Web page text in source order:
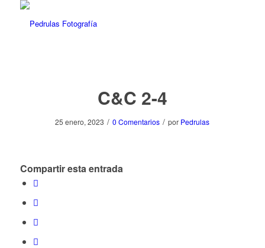
C&C 2-4
25 enero, 2023 / 0 Comentarios / por Pedrulas
Compartir esta entrada